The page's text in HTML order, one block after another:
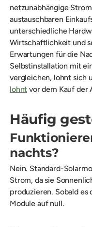
netzunabhängige
austauschbaren
unterschiedliche
Wirtschaftlichkeit und
Erwartungen für die
Selbstinstallation mit
vergleichen, lohnt sich
lohnt vor dem Kauf der
Häufig
nachts?
Nein. Standard-
Strom, da sie
produzieren. Sobald es
Module auf null.